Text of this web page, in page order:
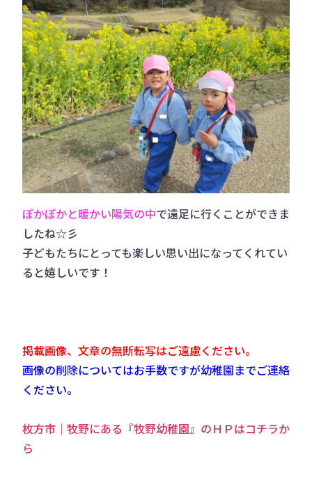
ぽかぽかと暖かい陽気の中で遠足に行くことができま
したね☆彡
子どもたちにとっても楽しい思い出になってくれてい
ると嬉しいです！
掲載画像、文章の無断転写はご遠慮ください。
画像の削除についてはお手数ですが幼稚園までご連絡
ください。
枚方市｜牧野にある『牧野幼稚園』のＨＰはコチラか
ら